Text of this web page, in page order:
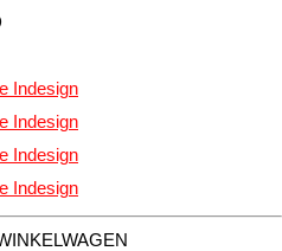
Indesign
Indesign
Indesign
Indesign